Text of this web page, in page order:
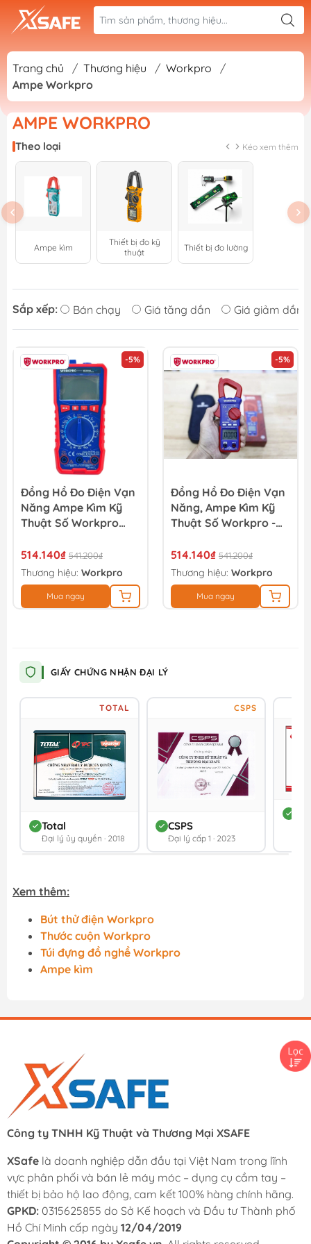
Trang chủ / Thương hiệu / Workpro
/
Ampe Workpro
AMPE WORKPRO
Theo loại Kéo xem thêm
Ampe kìm
Thiết bị đo kỹ
thuật
Thiết bị đo lường
Sắp xếp: Bán chạy Giá tăng dần Giá giảm dần
-5%
Đồng Hồ Đo Điện Vạn
Năng Ampe Kìm Kỹ
Thuật Số Workpro
514.140₫ 541.200₫
Thương hiệu: Workpro
Mua ngay
-5%
Đồng Hồ Đo Điện Vạn
Năng, Ampe Kìm Kỹ
Thuật Số Workpro -
514.140₫ 541.200₫
Thương hiệu: Workpro
Mua ngay
GIẤY CHỨNG NHẬN ĐẠI LÝ
TOTAL
Total
Đại lý ủy quyền · 2018
CSPS
CSPS
Đại lý cấp 1 · 2023
Xem thêm:
Bút thử điện Workpro
Thước cuộn Workpro
Túi đựng đồ nghề Workpro
Ampe kìm
Công ty TNHH Kỹ Thuật và Thương Mại XSAFE
XSafe là doanh nghiệp dẫn đầu tại Việt Nam trong lĩnh
vực phân phối và bán lẻ máy móc – dụng cụ cầm tay –
thiết bị bảo hộ lao động, cam kết 100% hàng chính hãng.
GPKD: 0315625855 do Sở Kế hoạch và Đầu tư Thành phố
Hồ Chí Minh cấp ngày 12/04/2019